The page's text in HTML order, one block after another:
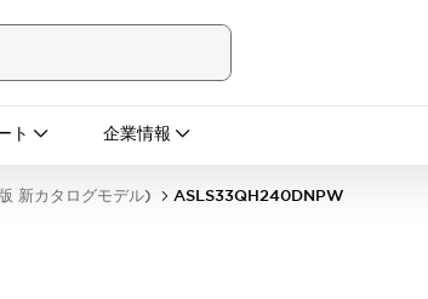
ト 企業情報
新カタログモデル) ASLS33QH240DNPW